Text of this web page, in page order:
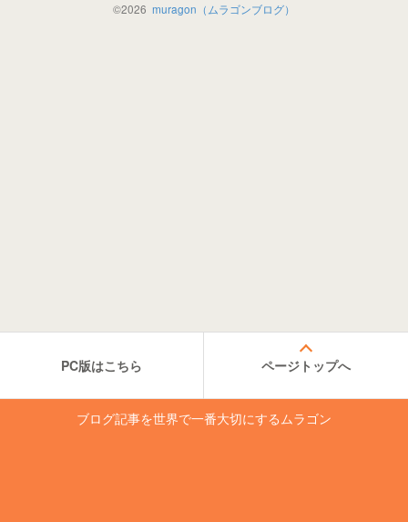
©2026 muragon（ムラゴンブログ）
PC版はこちら ページトップへ
ブログ記事を世界で一番大切にするムラゴン